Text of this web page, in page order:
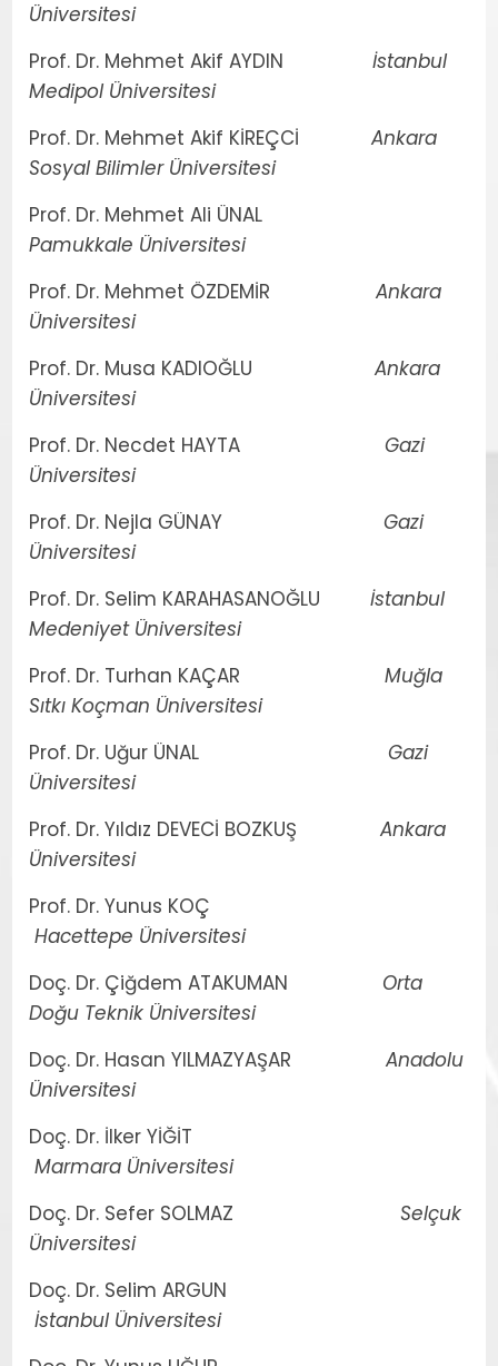
Üniversitesi
Prof. Dr. Mehmet Akif AYDINİstanbul
Medipol Üniversitesi
Prof. Dr. Mehmet Akif KİREÇCİAnkara
Sosyal Bilimler Üniversitesi
Prof. Dr. Mehmet Ali ÜNAL
Pamukkale Üniversitesi
Prof. Dr. Mehmet ÖZDEMİRAnkara
Üniversitesi
Prof. Dr. Musa KADIOĞLU
Ankara
Üniversitesi
Prof. Dr. Necdet HAYTAGazi
Üniversitesi
Prof. Dr. Nejla GÜNAYGazi
Üniversitesi
Prof. Dr. Selim KARAHASANOĞLU
İstanbul
Medeniyet Üniversitesi
Prof. Dr. Turhan KAÇAR
Muğla
Sıtkı Koçman Üniversitesi
Prof. Dr. Uğur ÜNALGazi
Üniversitesi
Prof. Dr. Yıldız DEVECİ BOZKUŞAnkara
Üniversitesi
Prof. Dr. Yunus KOÇ
Hacettepe Üniversitesi
Doç. Dr. Çiğdem ATAKUMAN Orta
Doğu Teknik Üniversitesi
Doç. Dr. Hasan YILMAZYAŞARAnadolu
Üniversitesi
Doç. Dr. İlker YİĞİT
Marmara Üniversitesi
Doç. Dr. Sefer SOLMAZSelçuk
Üniversitesi
Doç. Dr. Selim ARGUN
İstanbul Üniversitesi